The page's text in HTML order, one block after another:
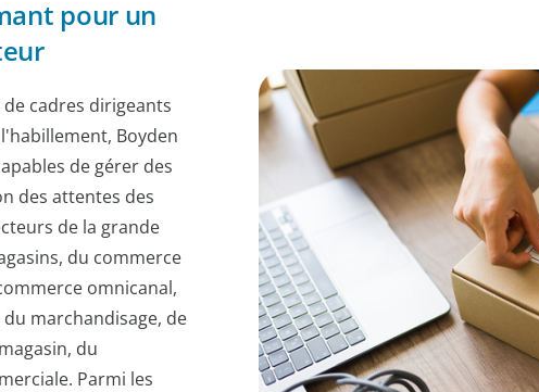
pour un
cadres dirigeants
Boyden
de gérer des
des attentes des
de la grande
du commerce
omnicanal,
marchandisage, de
du
Parmi les